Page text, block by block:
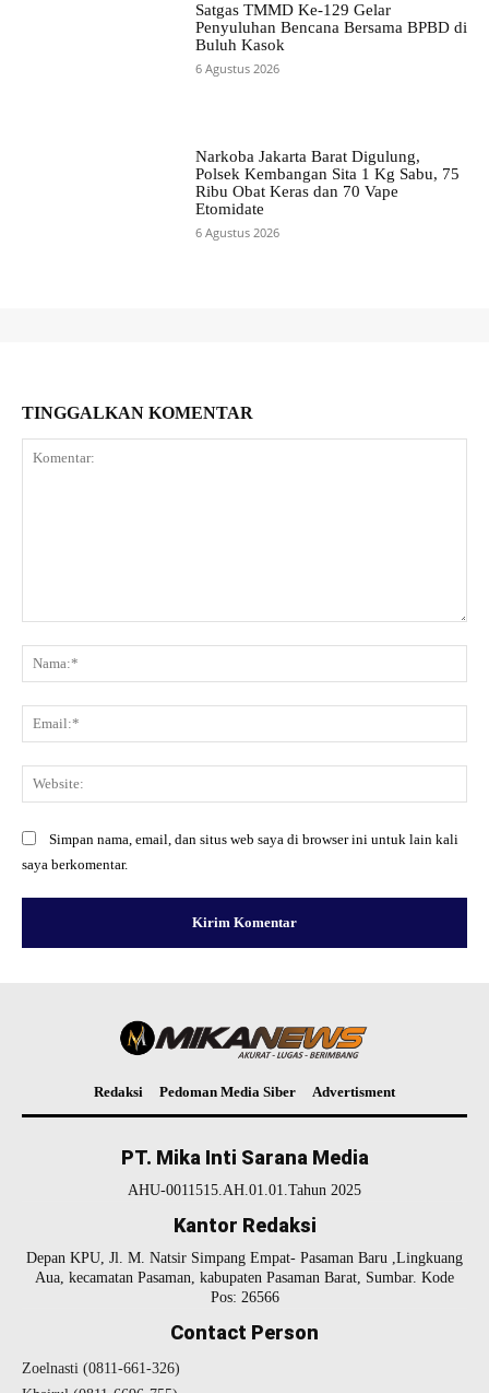
Satgas TMMD Ke-129 Gelar
Penyuluhan Bencana Bersama BPBD di
Buluh Kasok
6 Agustus 2026
Narkoba Jakarta Barat Digulung,
Polsek Kembangan Sita 1 Kg Sabu, 75
Ribu Obat Keras dan 70 Vape
Etomidate
6 Agustus 2026
TINGGALKAN KOMENTAR
Simpan nama, email, dan situs web saya di browser ini untuk lain kali
saya berkomentar.
Redaksi Pedoman Media Siber Advertisment
PT. Mika Inti Sarana Media
AHU-0011515.AH.01.01.Tahun 2025
Kantor Redaksi
Depan KPU, Jl. M. Natsir Simpang Empat- Pasaman Baru ,Lingkuang
Aua, kecamatan Pasaman, kabupaten Pasaman Barat, Sumbar. Kode
Pos: 26566
Contact Person
Zoelnasti (0811-661-326)